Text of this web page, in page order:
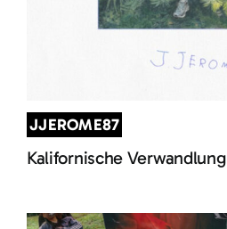
JJEROME87
Kalifornische Verwandlung